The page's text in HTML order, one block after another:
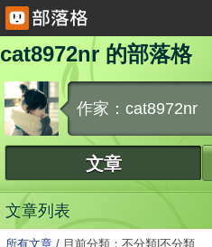
cat8972nr 的部落格
作家：cat8972nr
文章
文章列表
所有文章 / 目前分類：不分類|不分類